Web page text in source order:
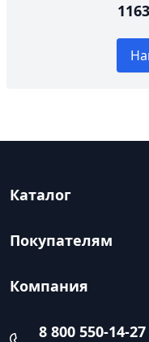
Каталог
Покупателям
Компания
8 800 550-14-27